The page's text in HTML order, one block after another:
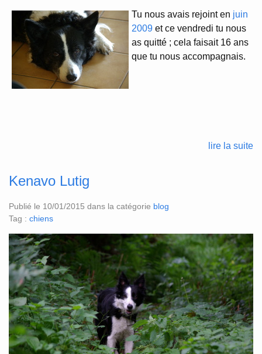
Tu nous avais rejoint en juin
2009 et ce vendredi tu nous
as quitté ; cela faisait 16 ans
que tu nous accompagnais.
lire la suite
Kenavo Lutig
Publié le 10/01/2015 dans la catégorie blog
Tag : chiens